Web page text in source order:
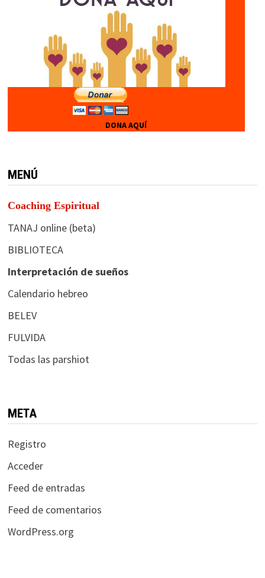
DONA AQUÍ
MENÚ
Coaching Espiritual
TANAJ online (beta)
BIBLIOTECA
Interpretación de sueños
Calendario hebreo
BELEV
FULVIDA
Todas las parshiot
META
Registro
Acceder
Feed de entradas
Feed de comentarios
WordPress.org